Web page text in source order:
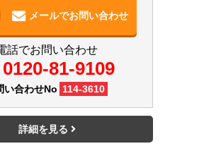
メールでお問い合わせ
話でお問い合わせ
81-9109
い合わせNo 114-3610
詳細を見る